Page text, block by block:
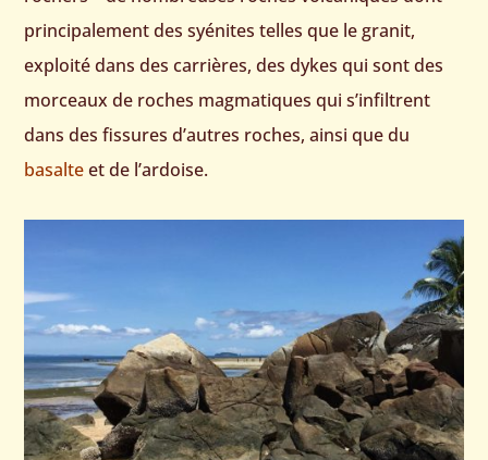
principalement des syénites telles que le granit,
exploité dans des carrières, des dykes qui sont des
morceaux de roches magmatiques qui s’infiltrent
dans des fissures d’autres roches, ainsi que du
basalteet de l’ardoise.